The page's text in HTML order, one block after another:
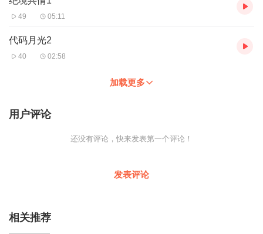
49 05:11
代码月光2
40 02:58
加载更多
用户评论
还没有评论，快来发表第一个评论！
发表评论
相关推荐